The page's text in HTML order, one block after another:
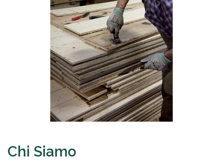
Chi Siamo